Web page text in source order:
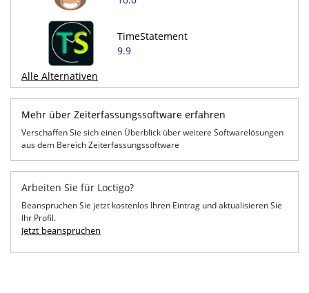
TimeStatement
9.9
Alle Alternativen
Mehr über Zeiterfassungssoftware erfahren
Verschaffen Sie sich einen Überblick über weitere Softwarelösungen
aus dem Bereich Zeiterfassungssoftware
Arbeiten Sie für Loctigo?
Beanspruchen Sie jetzt kostenlos Ihren Eintrag und aktualisieren Sie
Ihr Profil.
Jetzt beanspruchen